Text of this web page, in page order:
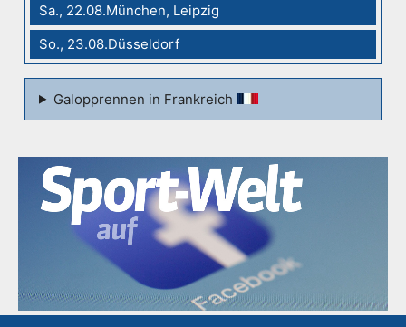
Sa., 22.08.München, Leipzig
So., 23.08.Düsseldorf
Galopprennen in Frankreich